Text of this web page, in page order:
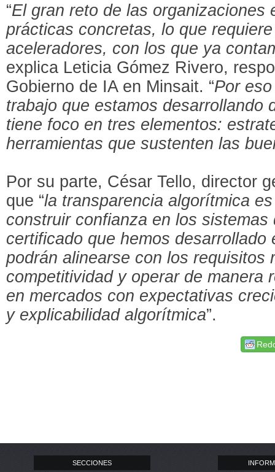
“El gran reto de las organizaciones
prácticas concretas, lo que
aceleradores, con los que ya
explica Leticia Gómez Rivero,
Gobierno de IA en Minsait. “Por
trabajo que estamos desarrollando
tiene foco en tres elementos:
herramientas que sustenten las
Por su parte, César Tello, director
que “la transparencia algorítmica
construir confianza en los sistemas
certificado que hemos desarrollado
podrán alinearse con los requisitos
competitividad y operar de manera
en mercados con expectativas
y explicabilidad algorítmica”.
SECCIONES